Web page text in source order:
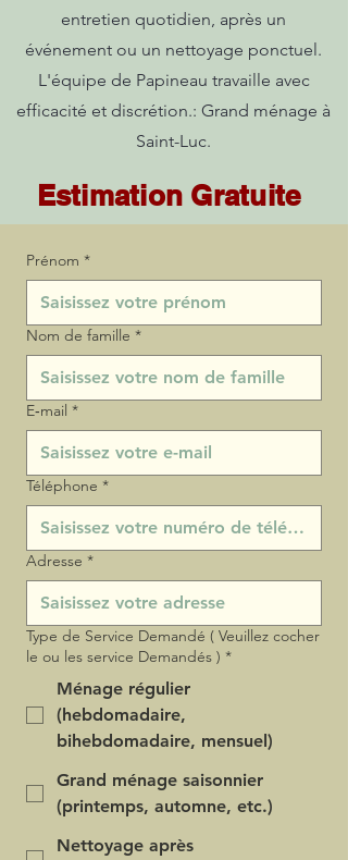
entretien quotidien, après un
événement ou un nettoyage ponctuel.
L'équipe de Papineau travaille avec
efficacité et discrétion.: Grand ménage à
Saint-Luc.
Estimation Gratuite
Prénom *
Nom de famille *
E‑mail *
Téléphone *
Adresse *
Type de Service Demandé ( Veuillez cocher
le ou les service Demandés ) *
Ménage régulier
(hebdomadaire,
bihebdomadaire, mensuel)
Grand ménage saisonnier
(printemps, automne, etc.)
Nettoyage après